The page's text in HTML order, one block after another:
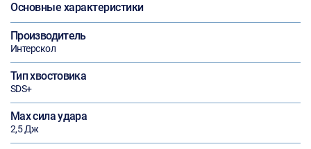
Основные характеристики
Производитель
Интерскол
Тип хвостовика
SDS+
Max сила удара
2,5 Дж